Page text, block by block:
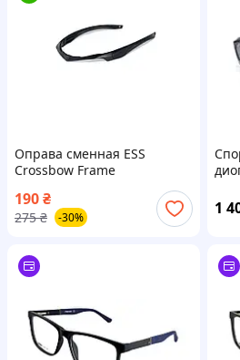
Оправа сменная ESS
Crossbow Frame
190₴
275 ₴ -30% 1